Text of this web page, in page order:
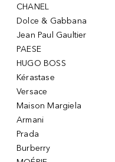
CHANEL
Dolce & Gabbana
Jean Paul Gaultier
PAESE
HUGO BOSS
Kérastase
Versace
Maison Margiela
Armani
Prada
Burberry